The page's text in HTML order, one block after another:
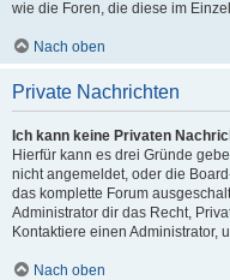
wie die Foren, die diese im
Nach oben
Private Nachrichten
Ich kann keine Privaten
Hierfür kann es drei Gründe
nicht angemeldet, oder die
das komplette Forum
Administrator dir das Recht,
Kontaktiere einen Administrator,
Nach oben